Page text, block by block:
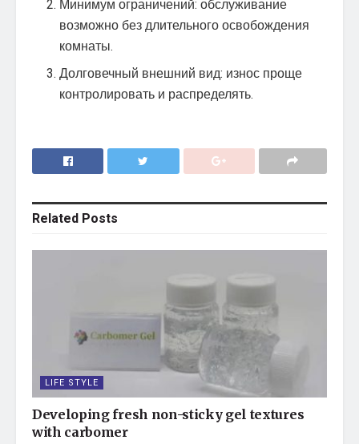
Минимум ограничений: обслуживание
возможно без длительного освобождения
комнаты.
Долговечный внешний вид: износ проще
контролировать и распределять.
Related Posts
LIFE STYLE
Developing fresh non-sticky gel textures
with carbomer